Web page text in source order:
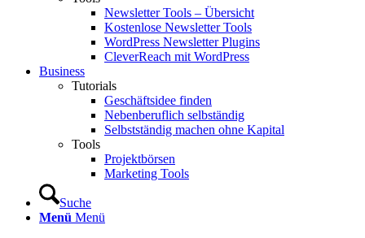
Newsletter Tools – Übersicht
Kostenlose Newsletter Tools
WordPress Newsletter Plugins
CleverReach mit WordPress
Business
Tutorials
Geschäftsidee finden
Nebenberuflich selbständig
Selbstständig machen ohne Kapital
Tools
Projektbörsen
Marketing Tools
Suche
Menü Menü